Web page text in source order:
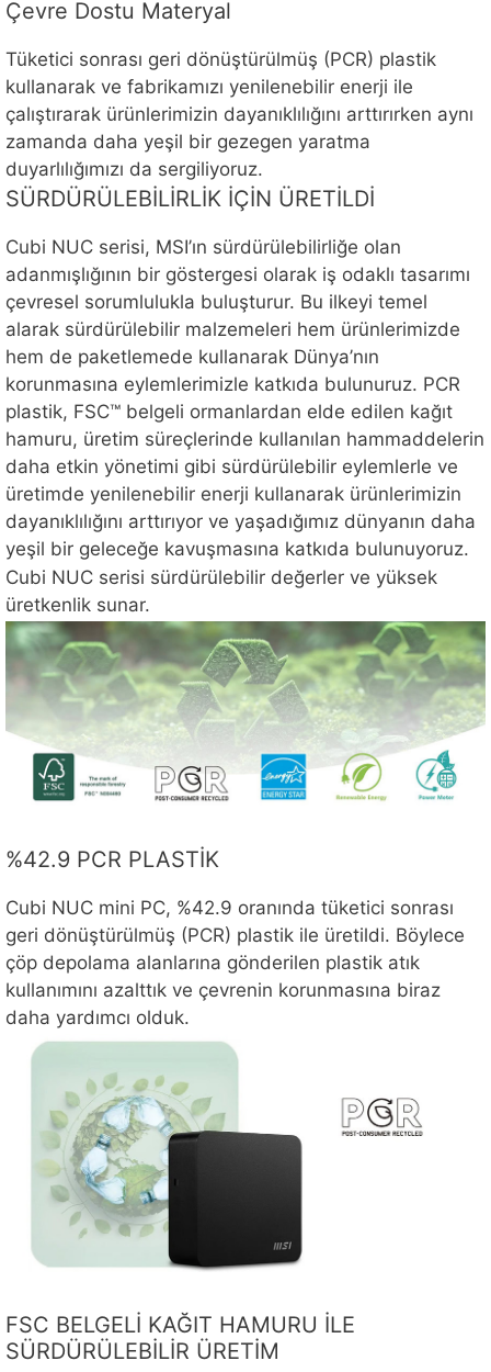
Çevre Dostu Materyal
Tüketici sonrası geri dönüştürülmüş (PCR) plastik
kullanarak ve fabrikamızı yenilenebilir enerji ile
çalıştırarak ürünlerimizin dayanıklılığını arttırırken aynı
zamanda daha yeşil bir gezegen yaratma
duyarlılığımızı da sergiliyoruz.
SÜRDÜRÜLEBİLİRLİK İÇİN ÜRETİLDİ
Cubi NUC serisi, MSI’ın sürdürülebilirliğe olan
adanmışlığının bir göstergesi olarak iş odaklı tasarımı
çevresel sorumlulukla buluşturur. Bu ilkeyi temel
alarak sürdürülebilir malzemeleri hem ürünlerimizde
hem de paketlemede kullanarak Dünya’nın
korunmasına eylemlerimizle katkıda bulunuruz. PCR
plastik, FSC™ belgeli ormanlardan elde edilen kağıt
hamuru, üretim süreçlerinde kullanılan hammaddelerin
daha etkin yönetimi gibi sürdürülebilir eylemlerle ve
üretimde yenilenebilir enerji kullanarak ürünlerimizin
dayanıklılığını arttırıyor ve yaşadığımız dünyanın daha
yeşil bir geleceğe kavuşmasına katkıda bulunuyoruz.
Cubi NUC serisi sürdürülebilir değerler ve yüksek
üretkenlik sunar.
%42.9 PCR PLASTİK
Cubi NUC mini PC, %42.9 oranında tüketici sonrası
geri dönüştürülmüş (PCR) plastik ile üretildi. Böylece
çöp depolama alanlarına gönderilen plastik atık
kullanımını azalttık ve çevrenin korunmasına biraz
daha yardımcı olduk.
FSC BELGELİ KAĞIT HAMURU İLE
SÜRDÜRÜLEBİLİR ÜRETİM